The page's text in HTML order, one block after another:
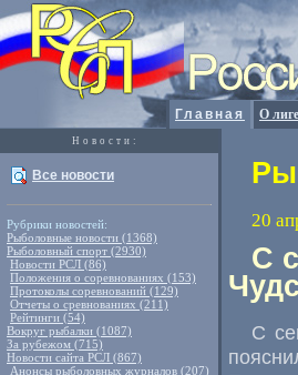
Главная О лиге
Новости:
Все новости
Рубрики новостей:
Рыболовные новости (1368)
Рыболовный спорт (2930)
Новости РСЛ (86)
Положения о соревнованиях (153)
Протоколы соревнований (129)
Отчеты о сревнованиях (211)
Рейтинги (54)
Вокруг рыбалки (1087)
За рубежом (715)
Новости сайта РСЛ (867)
Анонсы рыболовных журналов (207)
20
С
С